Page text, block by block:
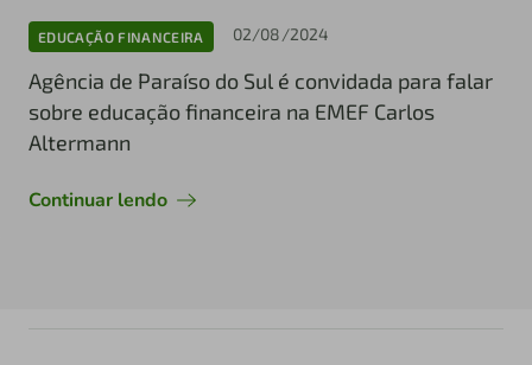
EDUCAÇÃO FINANCEIRA 02/08/2024
Agência de Paraíso do Sul é convidada para falar
sobre educação financeira na EMEF Carlos
Altermann
Continuar lendo